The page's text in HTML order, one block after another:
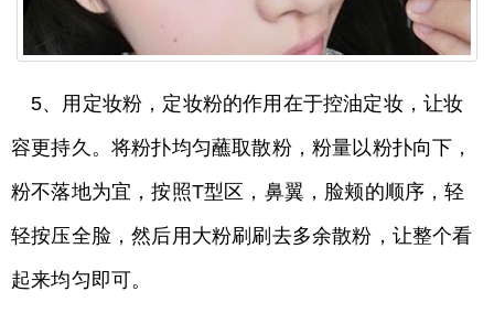
5、用定妆粉，定妆粉的作用在于控油定妆，让妆
容更持久。将粉扑均匀蘸取散粉，粉量以粉扑向下，
粉不落地为宜，按照T型区，鼻翼，脸颊的顺序，轻
轻按压全脸，然后用大粉刷刷去多余散粉，让整个看
起来均匀即可。